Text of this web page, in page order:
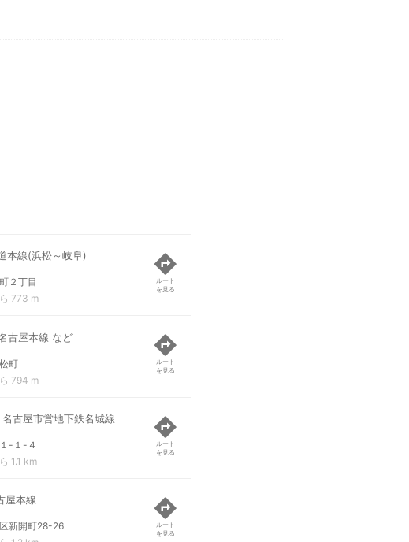
本線(浜松～岐阜)
２丁目
773 m
ルート
を見る
古屋本線 など
町
794 m
ルート
を見る
名古屋市営地下鉄名城線
-１-４
1.1 km
ルート
を見る
屋本線
新開町28-26
ルート
を見る